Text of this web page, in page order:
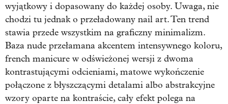
wyjątkowy i dopasowany do każdej osoby. Uwaga, nie
chodzi tu jednak o przeładowany nail art. Ten trend
stawia przede wszystkim na graficzny minimalizm.
Baza nude przełamana akcentem intensywnego koloru,
french manicure w odświeżonej wersji z dwoma
kontrastującymi odcieniami, matowe wykończenie
połączone z błyszczącymi detalami albo abstrakcyjne
wzory oparte na kontraście, cały efekt polega na